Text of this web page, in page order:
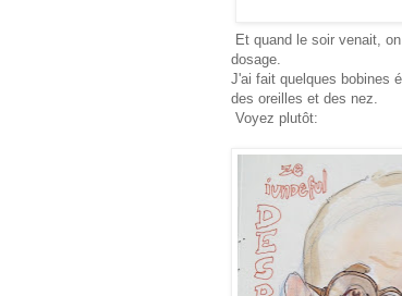
Et quand le soir venait,
dosage.
J'ai fait quelques bobines
des oreilles et des nez.
Voyez plutôt: